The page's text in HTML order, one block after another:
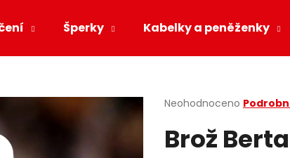
Šperky Kabelky a peněženky
Průměrné
produktu
je
Neohodnoceno
Brož Berta
HLEDAT